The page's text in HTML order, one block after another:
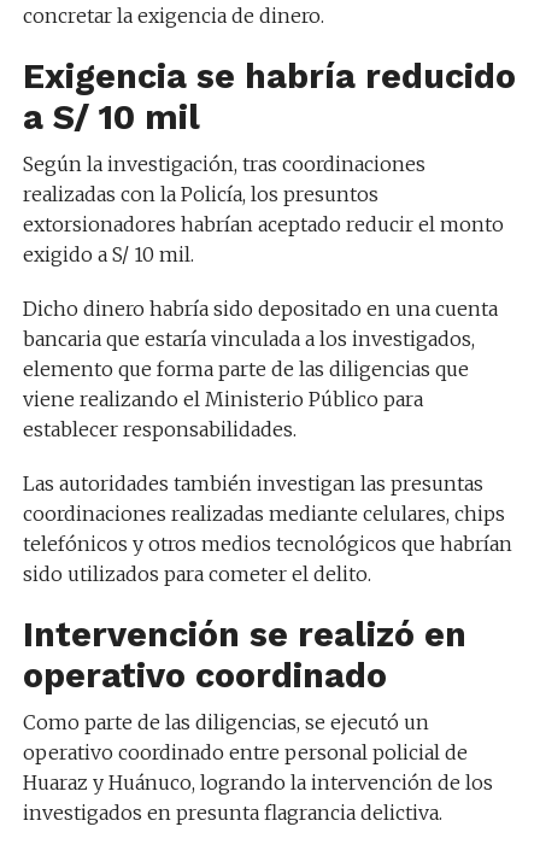
concretar la exigencia de dinero.
Exigencia se habría reducido
a S/ 10 mil
Según la investigación, tras coordinaciones
realizadas con la Policía, los presuntos
extorsionadores habrían aceptado reducir el monto
exigido a S/ 10 mil.
Dicho dinero habría sido depositado en una cuenta
bancaria que estaría vinculada a los investigados,
elemento que forma parte de las diligencias que
viene realizando el Ministerio Público para
establecer responsabilidades.
Las autoridades también investigan las presuntas
coordinaciones realizadas mediante celulares, chips
telefónicos y otros medios tecnológicos que habrían
sido utilizados para cometer el delito.
Intervención se realizó en
operativo coordinado
Como parte de las diligencias, se ejecutó un
operativo coordinado entre personal policial de
Huaraz y Huánuco, logrando la intervención de los
investigados en presunta flagrancia delictiva.